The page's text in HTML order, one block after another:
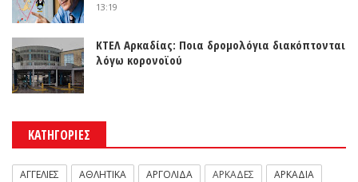
13:19
ΚΤΕΛ Αρκαδίας: Ποια δρομολόγια διακόπτονται
λόγω κορονοϊού
ΚΑΤΗΓΟΡΙΕΣ
ΑΓΓΕΛΙΕΣ ΑΘΛΗΤΙΚΑ ΑΡΓΟΛΙΔΑ ΑΡΚΑΔΕΣ
ΑΡΚΑΔΙΑ